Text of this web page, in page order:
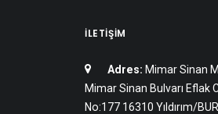
İLETIŞIM
Adres: Mimar Sinan
Mimar Sinan Bulvarı Eflak
No:177 16310 Yıldırım/